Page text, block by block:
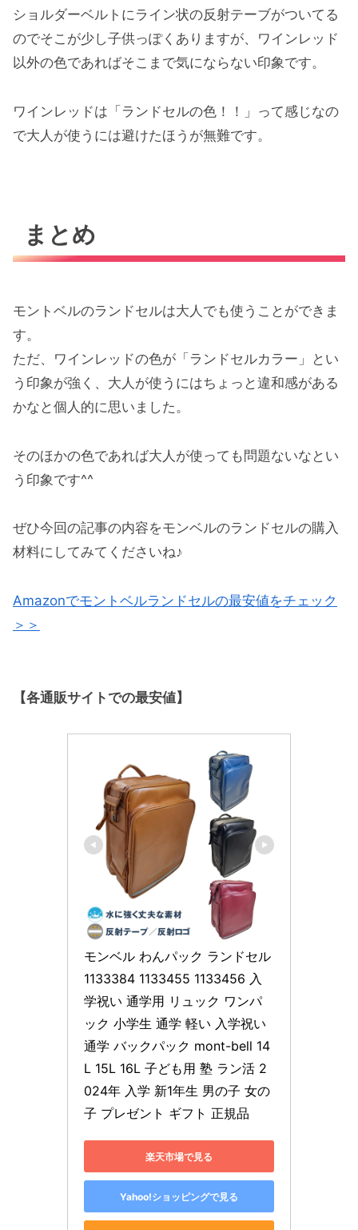
ショルダーベルトにライン状の反射テーブがついてる
のでそこが少し子供っぽくありますが、ワインレッド
以外の色であればそこまで気にならない印象です。
ワインレッドは「ランドセルの色！！」って感じなの
で大人が使うには避けたほうが無難です。
まとめ
モントベルのランドセルは大人でも使うことができま
す。
ただ、ワインレッドの色が「ランドセルカラー」とい
う印象が強く、大人が使うにはちょっと違和感がある
かなと個人的に思いました。
そのほかの色であれば大人が使っても問題ないなとい
う印象です^^
ぜひ今回の記事の内容をモンベルのランドセルの購入
材料にしてみてくださいね♪
Amazonでモントベルランドセルの最安値をチェック
＞＞
【各通販サイトでの最安値】
モンベル わんパック ランドセル
1133384 1133455 1133456 入
学祝い 通学用 リュック ワンパ
ック 小学生 通学 軽い 入学祝い
通学 バックパック mont-bell 14
L 15L 16L 子ども用 塾 ラン活 2
024年 入学 新1年生 男の子 女の
子 プレゼント ギフト 正規品
楽天市場で見る
Yahoo!ショッピングで見る